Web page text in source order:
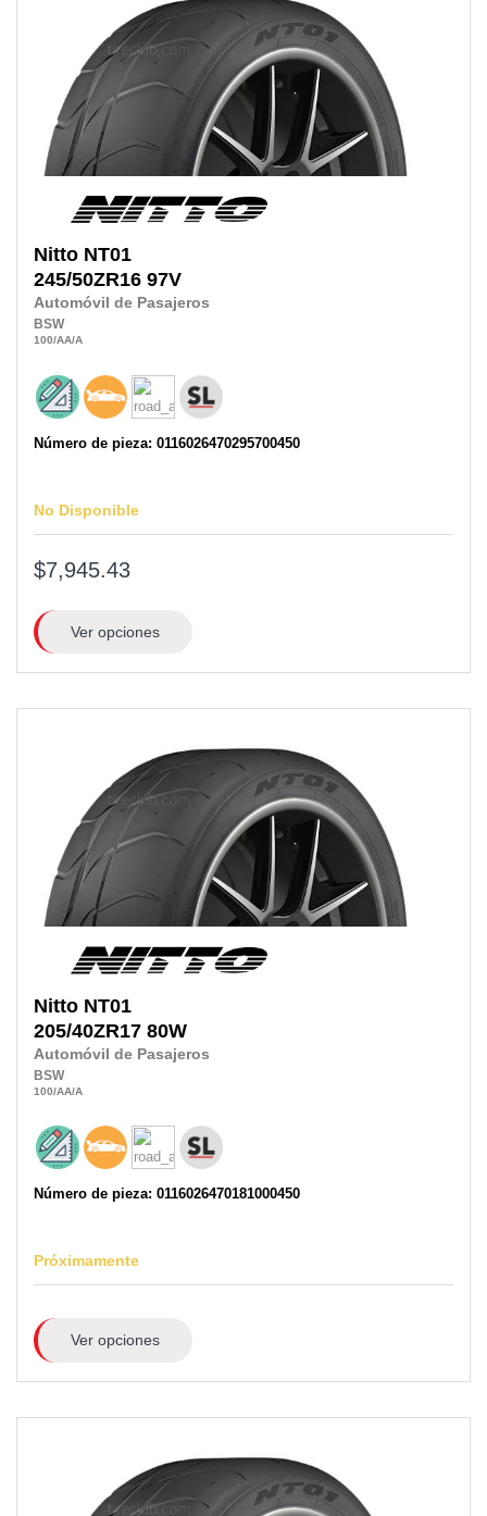
Nitto NT01
245/50ZR16 97V
Automóvil de Pasajeros
BSW
100/AA/A
Número de pieza: 0116026470295700450
No Disponible
$7,945.43
Ver opciones
Nitto NT01
205/40ZR17 80W
Automóvil de Pasajeros
BSW
100/AA/A
Número de pieza: 0116026470181000450
Próximamente
Ver opciones